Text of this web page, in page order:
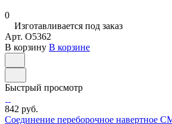
0
Изготавливается под заказ
Арт. O5362
В корзину В корзине
Быстрый просмотр
842 руб.
Соединение переборочное навертное